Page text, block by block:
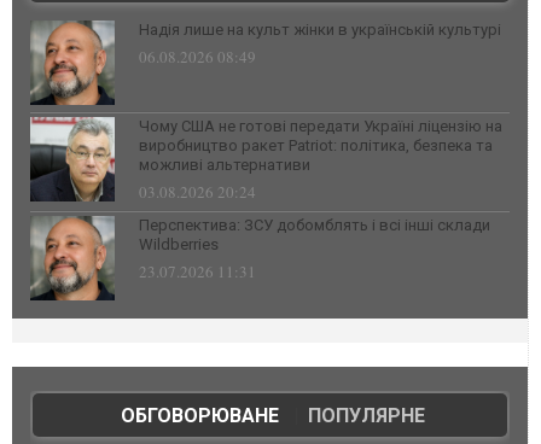
Надія лише на культ жінки в українській культурі
06.08.2026 08:49
Чому США не готові передати Україні ліцензію на
виробництво ракет Patriot: політика, безпека та
можливі альтернативи
03.08.2026 20:24
Перспектива: ЗСУ добомблять і всі інші склади
Wildberries
23.07.2026 11:31
ОБГОВОРЮВАНЕ| ПОПУЛЯРНЕ